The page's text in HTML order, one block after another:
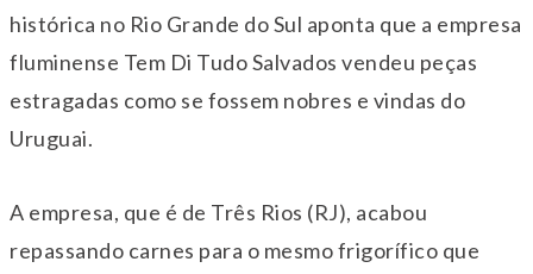
histórica no Rio Grande do Sul aponta que a empresa
fluminense Tem Di Tudo Salvados vendeu peças
estragadas como se fossem nobres e vindas do
Uruguai.
A empresa, que é de Três Rios (RJ), acabou
repassando carnes para o mesmo frigorífico que